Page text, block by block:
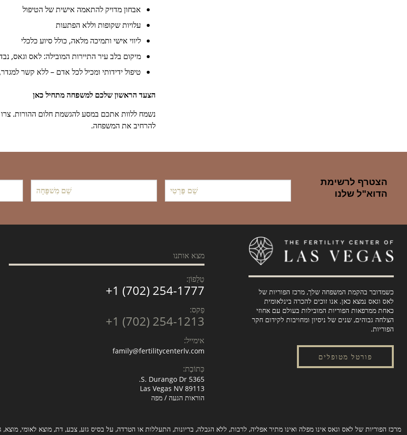
אבחון מדויק להתאמה אישית של הטיפול
עלויות שקופות וללא הפתעות
ליווי אישי ותמיכה מלאה, כולל סיוע כלכלי
מיקום בלב עיר התיירות המובילה: לאס וגאס,
טיפול ידידותי ומכיל לכל אדם – ללא קשר
הצעד הראשון שלכם למשפחה מתחיל כאן
נשמח ללוות אתכם במסע להגשמת חלום ההורות. צרו
להרחיב את המשפחה.
הצטרף לרשימת
הדוא"ל שלנו
כשמדובר בהקמת המשפחה שלך, מרכז הפוריות של
לאס וגאס נמצא כאן. אנו זוכים להכרה בינלאומית
כאחת ממרפאות הפוריות המובילות בעולם עם אחוזי
הצלחה גבוהים, שנים של ניסיון ומחויבות לקידום חקר
הפוריות.
פורטל מטופלים
מצא אותנו
טֵלֵפוֹן:
+1 (702) 254-1777
פַקס:
+1 (702) 254-1213
אימייל:
family@fertilitycenterlv.com
כְּתוֹבֶת:
5365 S. Durango Dr.
Las Vegas NV 89113
הוראות הגעה / מפה
מרכז הפוריות של לאס וגאס אינו מפלה ואינו מתיר אפליה, לרבות, ללא הגבלה, בריונות, התעללות או הטרדה, על בסיס גזע, צבע, דת, מוצא לאומי, מוצא,